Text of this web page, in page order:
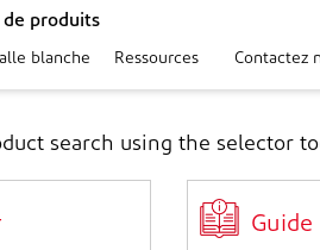
de produits
blanche Ressources Contactez
search using the selector
Guide